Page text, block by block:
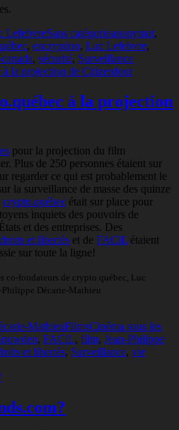
LefebvreCatégories
Sans catégorieMots-
clés
anonymat,
, encryption, Luc Lefebvre,
, sécurité, Surveillance
à la projection
pour la projection du film
Plus de 250 personnes étaient sur
regarder ce qui est probablement le
la surveillance de masse des quinze
crypto.québec était sur place pour
inquiets des pouvoirs de
et des entreprises. Des
et libertés et de FACiL étaient
sur toute la ligne!
co-fondateurs de crypto.québec, Luc
Philippe Décarie-Mathieu
MathieuCatégories
FilmsMots-
clés
Cinéma sous les
, FACiL, film, Jean-Philippe
et libertés, Surveillance, vie